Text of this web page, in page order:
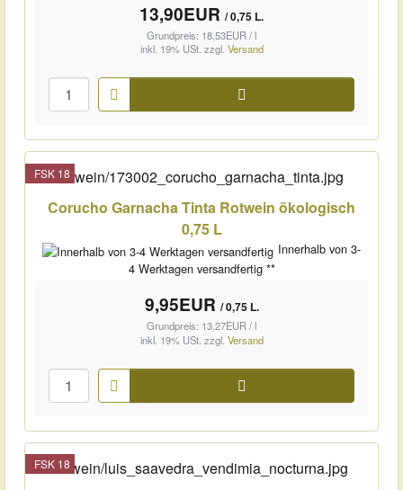
13,90EUR / 0,75 L.
Grundpreis: 18,53EUR / l
inkl. 19% USt. zzgl. Versand
FSK 18
Corucho Garnacha Tinta Rotwein ökologisch
0,75 L
Innerhalb von 3-
4 Werktagen versandfertig **
9,95EUR / 0,75 L.
Grundpreis: 13,27EUR / l
inkl. 19% USt. zzgl. Versand
FSK 18